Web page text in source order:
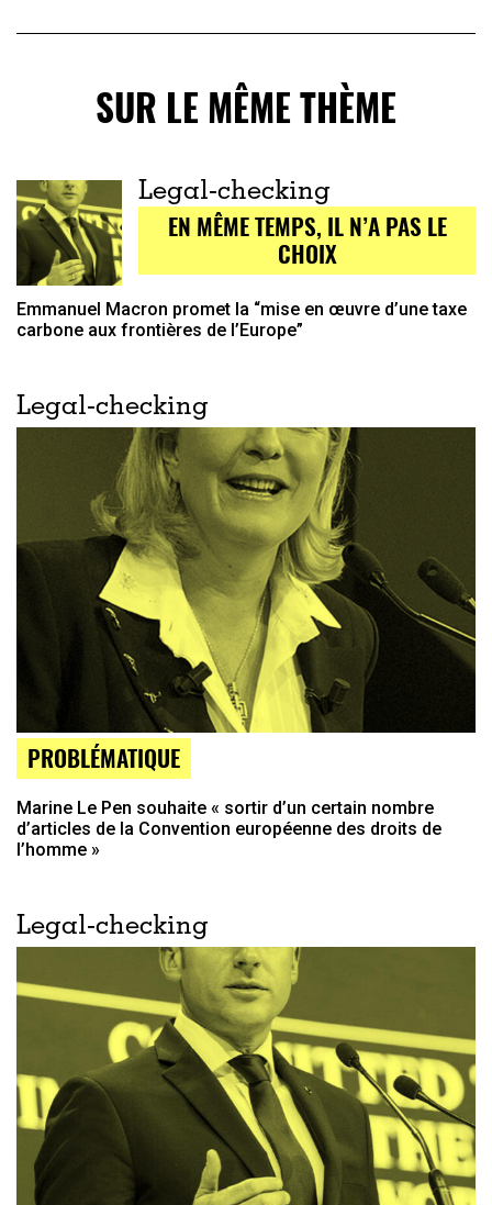
SUR LE MÊME THÈME
Legal-checking
EN MÊME TEMPS, IL N’A PAS LE
CHOIX
Emmanuel Macron promet la “mise en œuvre d’une taxe
carbone aux frontières de l’Europe”
Legal-checking
PROBLÉMATIQUE
Marine Le Pen souhaite « sortir d’un certain nombre
d’articles de la Convention européenne des droits de
l’homme »
Legal-checking